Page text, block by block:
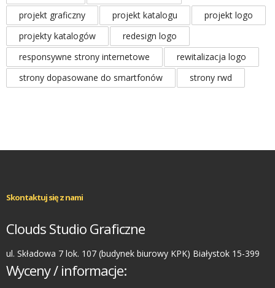
projekt graficzny projekt katalogu
projekt logo
projekty katalogów
redesign logo
responsywne strony internetowe
rewitalizacja logo
strony dopasowane do smartfonów
strony rwd
Skontaktuj się z nami
Clouds Studio Graficzne
ul. Składowa 7 lok. 107 (budynek biurowy KPK) Białystok 15-399
Wyceny / informacje: